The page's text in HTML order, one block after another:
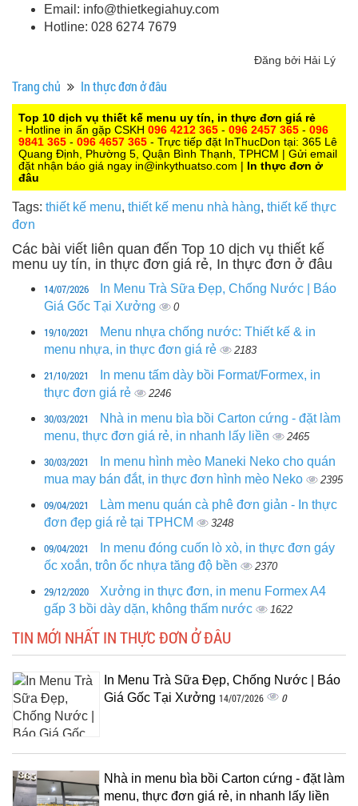
Email: info@thietkegiahuy.com
Hotline: 028 6274 7679
Đăng bởi Hải Lý
Trang chủ In thực đơn ở đâu
Top 10 dịch vụ thiết kế menu uy tín, in thực đơn giá rẻ
- Hotline in ấn gặp CSKH 096 4212 365 - 096 2457 365 - 096
9841 365 - 096 4657 365 - Trực tiếp đặt InThucDon tại: 365 Lê
Quang Định, Phường 5, Quận Bình Thạnh, TPHCM | Gửi email
đặt nhận báo giá ngay in@inkythuatso.com | In thực đơn ở
đâu
Tags: thiết kế menu, thiết kế menu nhà hàng, thiết kế thực
đơn
Các bài viết liên quan đến Top 10 dịch vụ thiết kế
menu uy tín, in thực đơn giá rẻ, In thực đơn ở đâu
14/07/2026
In Menu Trà Sữa Đẹp, Chống Nước | Báo
Giá Gốc Tại Xưởng
0
19/10/2021
Menu nhựa chống nước: Thiết kế & in
menu nhựa, in thực đơn giá rẻ
2183
21/10/2021
In menu tấm dày bồi Format/Formex, in
thực đơn giá rẻ
2246
30/03/2021
Nhà in menu bìa bồi Carton cứng - đặt làm
menu, thực đơn giá rẻ, in nhanh lấy liền
2465
30/03/2021
In menu hình mèo Maneki Neko cho quán
mua may bán đắt, in thực đơn hình mèo Neko
2395
09/04/2021
Làm menu quán cà phê đơn giản - In thực
đơn đẹp giá rẻ tại TPHCM
3248
09/04/2021
In menu đóng cuốn lò xò, in thực đơn gáy
ốc xoắn, trôn ốc nhựa tăng độ bền
2370
29/12/2020
Xưởng in thực đơn, in menu Formex A4
gấp 3 bồi dày dặn, không thấm nước
1622
TIN MỚI NHẤT IN THỰC ĐƠN Ở ĐÂU
In Menu Trà Sữa Đẹp, Chống Nước | Báo
Giá Gốc Tại Xưởng 14/07/2026 0
Nhà in menu bìa bồi Carton cứng - đặt làm
menu, thực đơn giá rẻ, in nhanh lấy liền